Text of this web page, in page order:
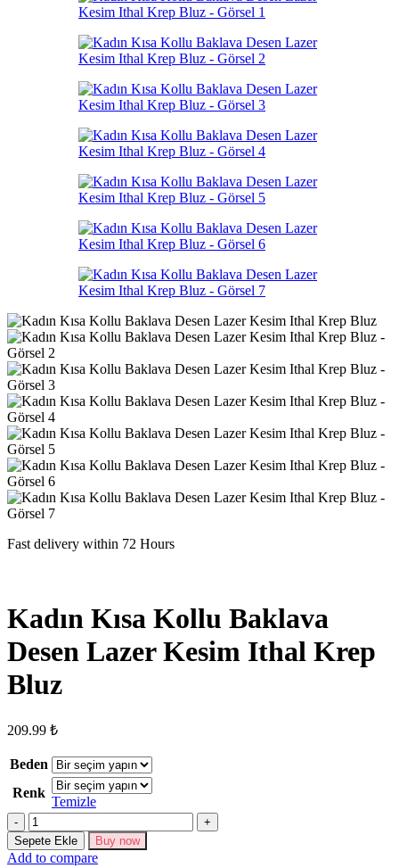
Fast delivery within 72 Hours
Kadın Kısa Kollu Baklava
Desen Lazer Kesim Ithal Krep
Bluz
209.99 ₺
Beden
Renk
Temizle
Kadın
Kısa
Kollu
Sepete Ekle Buy now
Add to compare